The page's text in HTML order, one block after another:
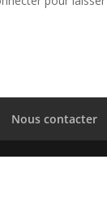
Nous contacter